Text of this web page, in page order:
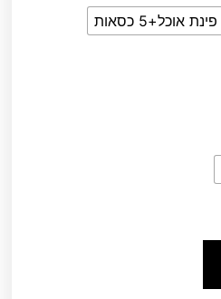
פינת אוכל+5 כסאות